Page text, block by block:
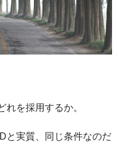
を採用するか。
と実質、同じ条件なのだ